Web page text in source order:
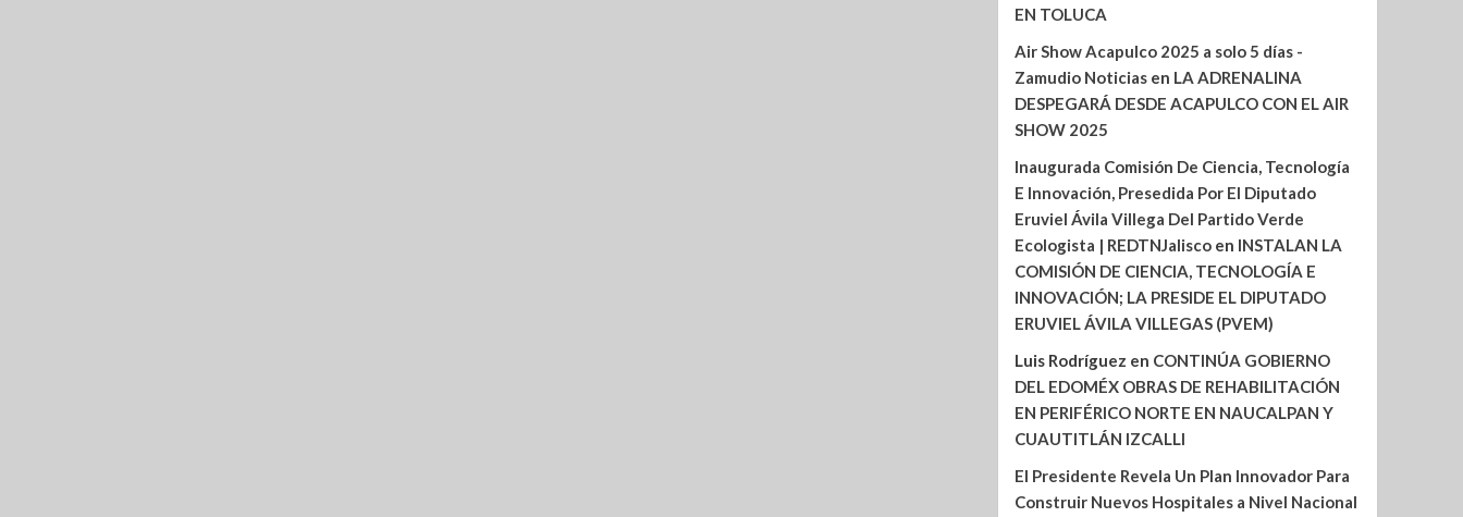
EN TOLUCA
Air Show Acapulco 2025 a solo 5 días -
Zamudio Noticiasen LA ADRENALINA
DESPEGARÁ DESDE ACAPULCO CON EL AIR
SHOW 2025
Inaugurada Comisión De Ciencia, Tecnología
E Innovación, Presedida Por El Diputado
Eruviel Ávila Villega Del Partido Verde
Ecologista | REDTNJaliscoen INSTALAN LA
COMISIÓN DE CIENCIA, TECNOLOGÍA E
INNOVACIÓN; LA PRESIDE EL DIPUTADO
ERUVIEL ÁVILA VILLEGAS (PVEM)
Luis Rodríguez en CONTINÚA GOBIERNO
DEL EDOMÉX OBRAS DE REHABILITACIÓN
EN PERIFÉRICO NORTE EN NAUCALPAN Y
CUAUTITLÁN IZCALLI
El Presidente Revela Un Plan Innovador Para
Construir Nuevos Hospitales a Nivel Nacional